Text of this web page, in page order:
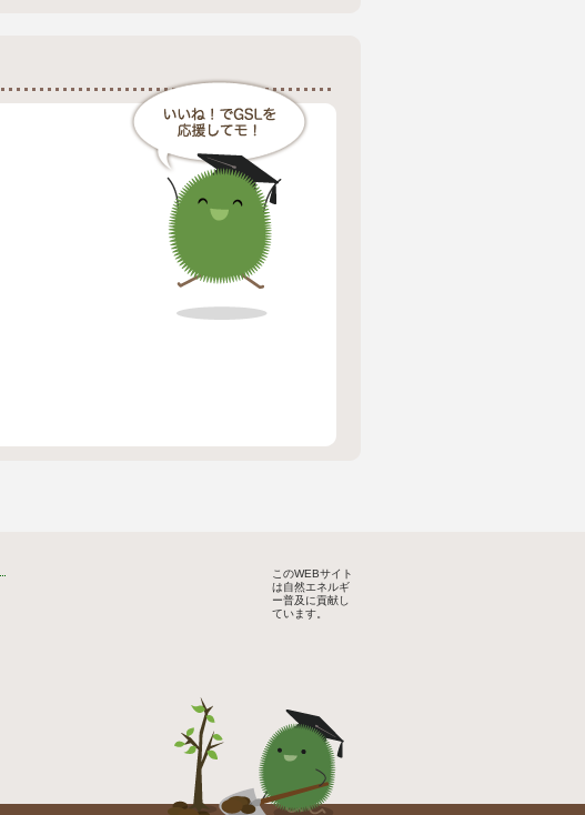
このWEBサイト
は自然エネルギ
ー普及に貢献し
ています。